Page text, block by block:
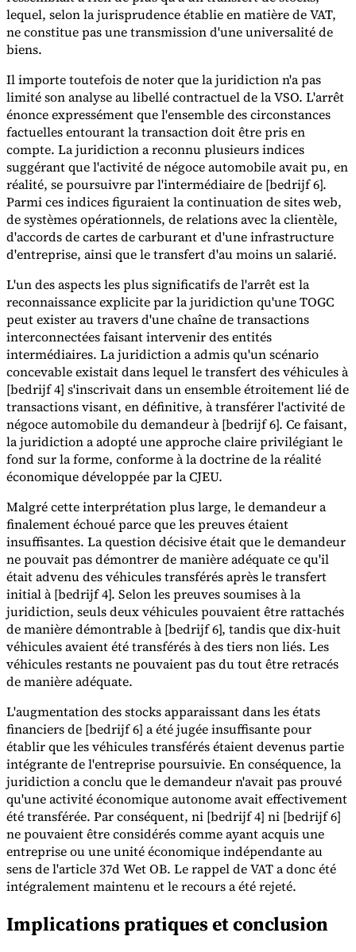
lequel, selon la jurisprudence établie en matière de VAT,
ne constitue pas une transmission d'une universalité de
biens.
Il importe toutefois de noter que la juridiction n'a pas
limité son analyse au libellé contractuel de la VSO. L'arrêt
énonce expressément que l'ensemble des circonstances
factuelles entourant la transaction doit être pris en
compte. La juridiction a reconnu plusieurs indices
suggérant que l'activité de négoce automobile avait pu, en
réalité, se poursuivre par l'intermédiaire de [bedrijf 6].
Parmi ces indices figuraient la continuation de sites web,
de systèmes opérationnels, de relations avec la clientèle,
d'accords de cartes de carburant et d'une infrastructure
d'entreprise, ainsi que le transfert d'au moins un salarié.
L'un des aspects les plus significatifs de l'arrêt est la
reconnaissance explicite par la juridiction qu'une TOGC
peut exister au travers d'une chaîne de transactions
interconnectées faisant intervenir des entités
intermédiaires. La juridiction a admis qu'un scénario
concevable existait dans lequel le transfert des véhicules à
[bedrijf 4] s'inscrivait dans un ensemble étroitement lié de
transactions visant, en définitive, à transférer l'activité de
négoce automobile du demandeur à [bedrijf 6]. Ce faisant,
la juridiction a adopté une approche claire privilégiant le
fond sur la forme, conforme à la doctrine de la réalité
économique développée par la CJEU.
Malgré cette interprétation plus large, le demandeur a
finalement échoué parce que les preuves étaient
insuffisantes. La question décisive était que le demandeur
ne pouvait pas démontrer de manière adéquate ce qu'il
était advenu des véhicules transférés après le transfert
initial à [bedrijf 4]. Selon les preuves soumises à la
juridiction, seuls deux véhicules pouvaient être rattachés
de manière démontrable à [bedrijf 6], tandis que dix-huit
véhicules avaient été transférés à des tiers non liés. Les
véhicules restants ne pouvaient pas du tout être retracés
de manière adéquate.
L'augmentation des stocks apparaissant dans les états
financiers de [bedrijf 6] a été jugée insuffisante pour
établir que les véhicules transférés étaient devenus partie
intégrante de l'entreprise poursuivie. En conséquence, la
juridiction a conclu que le demandeur n'avait pas prouvé
qu'une activité économique autonome avait effectivement
été transférée. Par conséquent, ni [bedrijf 4] ni [bedrijf 6]
ne pouvaient être considérés comme ayant acquis une
entreprise ou une unité économique indépendante au
sens de l'article 37d Wet OB. Le rappel de VAT a donc été
intégralement maintenu et le recours a été rejeté.
Implications pratiques et conclusion